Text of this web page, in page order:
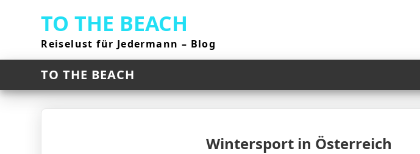
TO THE BEACH
Reiselust für Jedermann – Blog
TO THE BEACH
Wintersport in Österreich